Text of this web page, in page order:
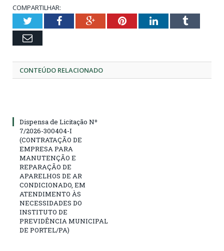
COMPARTILHAR:
TwitterFacebookGoogle+PinterestLinkedInTumblr
Email
CONTEÚDO RELACIONADO
Dispensa de Licitação Nº
7/2026-300404-I
(CONTRATAÇÃO DE
EMPRESA PARA
MANUTENÇÃO E
REPARAÇÃO DE
APARELHOS DE AR
CONDICIONADO, EM
ATENDIMENTO ÀS
NECESSIDADES DO
INSTITUTO DE
PREVIDÊNCIA MUNICIPAL
DE PORTEL/PA)